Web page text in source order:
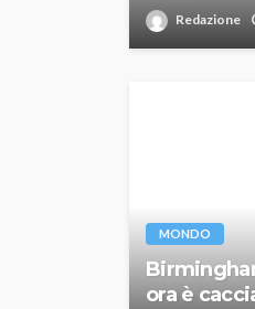
Redazione
MONDO
ora è